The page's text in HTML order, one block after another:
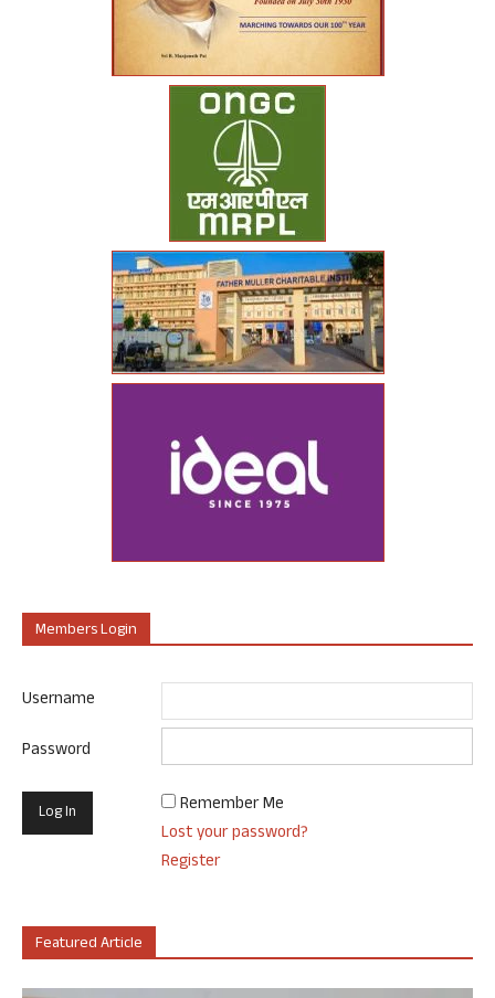
Members Login
Username
Password
Remember Me
Lost your password?
Register
Featured Article